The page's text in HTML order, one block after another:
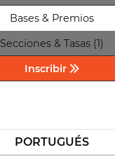
Bases & Premios
Secciones & Tasas (1)
Inscribir
PORTUGUÉS